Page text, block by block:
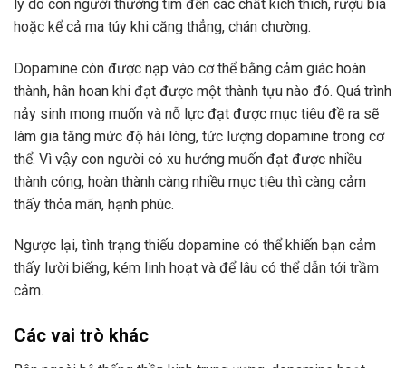
lý do con người thường tìm đến các chất kích thích, rượu bia
hoặc kể cả ma túy khi căng thẳng, chán chường.
Dopamine còn được nạp vào cơ thể bằng cảm giác hoàn
thành, hân hoan khi đạt được một thành tựu nào đó. Quá trình
nảy sinh mong muốn và nỗ lực đạt được mục tiêu đề ra sẽ
làm gia tăng mức độ hài lòng, tức lượng dopamine trong cơ
thể. Vì vậy con người có xu hướng muốn đạt được nhiều
thành công, hoàn thành càng nhiều mục tiêu thì càng cảm
thấy thỏa mãn, hạnh phúc.
Ngược lại, tình trạng thiếu dopamine có thể khiến bạn cảm
thấy lười biếng, kém linh hoạt và để lâu có thể dẫn tới trầm
cảm.
Các vai trò khác